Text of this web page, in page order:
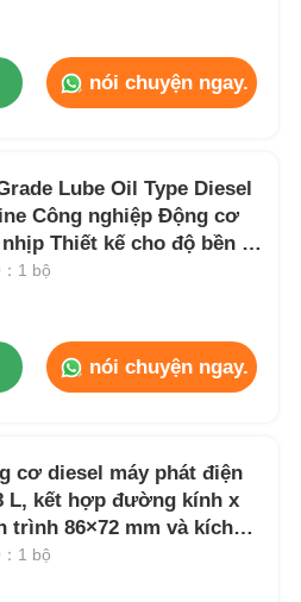
nói chuyện ngay.
Lube Oil Type Diesel
Công nghiệp Động cơ
nhịp Thiết kế cho độ bền và
suất tối đa
1 bộ
nói chuyện ngay.
cơ diesel máy phát điện
L, kết hợp đường kính x
trình 86×72 mm và kích
tổng thể 420×440×495
1 bộ